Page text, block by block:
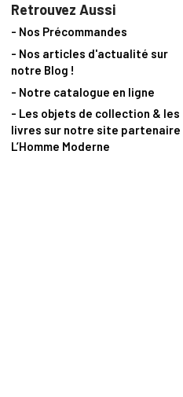
Retrouvez Aussi
- Nos Précommandes
- Nos articles d'actualité sur
notre Blog !
- Notre catalogue en ligne
- Les objets de collection & les
livres sur notre site partenaire
L’Homme Moderne